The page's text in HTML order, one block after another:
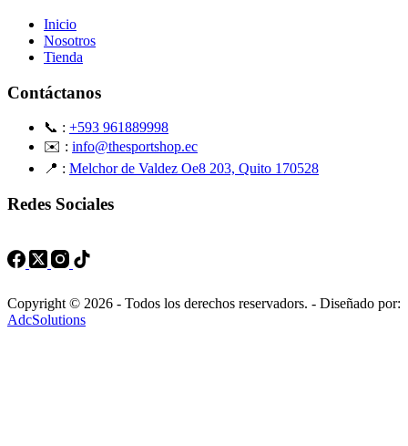
Inicio
Nosotros
Tienda
Contáctanos
📞 : +593 961889998
✉️ : info@thesportshop.ec
📍 : Melchor de Valdez Oe8 203, Quito 170528
Redes Sociales
Copyright © 2026 - Todos los derechos reservadors. - Diseñado por:
AdcSolutions